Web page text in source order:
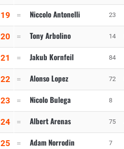
19 Niccolo Antonelli 23
20 Tony Arbolino 14
21 Jakub Kornfeil 84
22 Alonso Lopez 72
23 Nicolo Bulega 8
24 Albert Arenas 75
25 Adam Norrodin 7